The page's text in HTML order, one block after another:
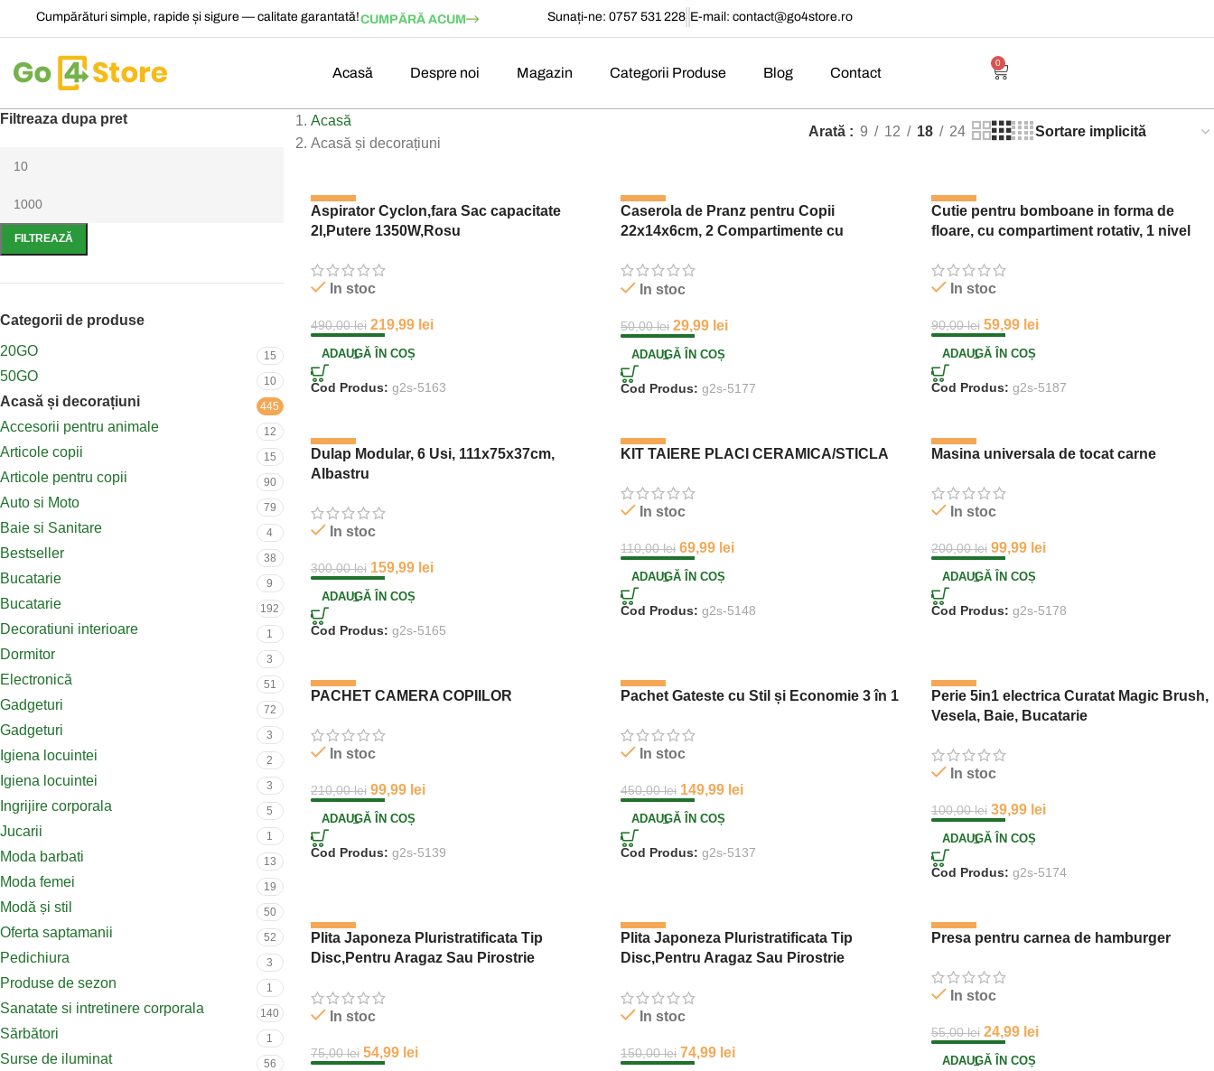
Cumpărături simple, rapide și sigure — calitate garantată!CUMPĂRĂ ACUM Sunați-ne: 0757 531 228 E-mail:contact@go4store.ro
Acasă Despre noi Magazin Categorii Produse Blog Contact
0
Filtreaza dupa pret
FILTREAZĂ
Categorii de produse
20GO
15
50GO 10
Acasă și decorațiuni 445
Accesorii pentru animale 12
Articole copii 15
Articole pentru copii 90
Auto si Moto 79
Baie si Sanitare 4
Bestseller 38
Bucatarie 9
Bucatarie 192
Decoratiuni interioare 1
Dormitor 3
Electronică 51
Gadgeturi 72
Gadgeturi 3
Igiena locuintei 2
Igiena locuintei 3
Ingrijire corporala 5
Jucarii 1
Moda barbati 13
Moda femei 19
Modă și stil 50
Oferta saptamanii 52
Pedichiura 3
Produse de sezon 1
Sanatate si intretinere corporala 140
Sărbători 1
Surse de iluminat 56
Acasă
Acasă și decorațiuni
Arată 9 12 18 24
-55%
Aspirator Cyclon,fara Sac capacitate
2l,Putere 1350W,Rosu
In stoc
490,00lei 219,99 lei
ADAUGĂ ÎN COȘ
Cod Produs: g2s-5163
-40%
Caserola de Pranz pentru Copii
22x14x6cm, 2 Compartimente cu
In stoc
50,00lei 29,99 lei
ADAUGĂ ÎN COȘ
Cod Produs: g2s-5177
-33%
Cutie pentru bomboane in forma de
floare, cu compartiment rotativ, 1 nivel
In stoc
90,00lei 59,99 lei
ADAUGĂ ÎN COȘ
Cod Produs: g2s-5187
-47%
Dulap Modular, 6 Usi, 111x75x37cm,
Albastru
In stoc
300,00lei 159,99 lei
ADAUGĂ ÎN COȘ
Cod Produs: g2s-5165
-36%
KIT TAIERE PLACI CERAMICA/STICLA
In stoc
110,00lei 69,99 lei
ADAUGĂ ÎN COȘ
Cod Produs: g2s-5148
-50%
Masina universala de tocat carne
In stoc
200,00lei 99,99 lei
ADAUGĂ ÎN COȘ
Cod Produs: g2s-5178
-52%
PACHET CAMERA COPIILOR
In stoc
210,00lei 99,99 lei
ADAUGĂ ÎN COȘ
Cod Produs: g2s-5139
-67%
Pachet Gateste cu Stil și Economie 3 în 1
In stoc
450,00lei 149,99 lei
ADAUGĂ ÎN COȘ
Cod Produs: g2s-5137
-60%
Perie 5in1 electrica Curatat Magic Brush,
Vesela, Baie, Bucatarie
In stoc
100,00lei 39,99 lei
ADAUGĂ ÎN COȘ
Cod Produs: g2s-5174
-27%
Plita Japoneza Pluristratificata Tip
Disc,Pentru Aragaz Sau Pirostrie
In stoc
75,00lei 54,99 lei
-50%
Plita Japoneza Pluristratificata Tip
Disc,Pentru Aragaz Sau Pirostrie
In stoc
150,00lei 74,99 lei
-55%
Presa pentru carnea de hamburger
In stoc
55,00lei 24,99 lei
ADAUGĂ ÎN COȘ